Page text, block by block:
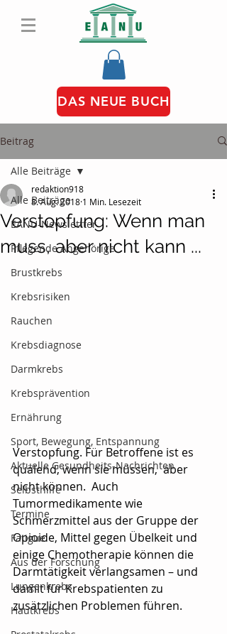
DAS NEUE BUCH
Beitrag
Alle Beiträge
EANU-Newslettter
Pflegende Angehörige
Brustkrebs
Krebsrisiken
Rauchen
Krebsdiagnose
Darmkrebs
Krebsprävention
Ernährung
Sport, Bewegung, Entspannung
Aktuelle Gesundheits-Nachrichten
Selbsthilfe
Termine
Fatigue
Aus der Forschung
Lungenkrebs
Hautkrebs
Alle Beiträge
Verstopfung: Wenn man
muss, aber nicht kann ...
redaktion918
8. Aug. 2018 1 Min. Lesezeit
Verstopfung. Für Betroffene ist es
quälend, wenn sie müssen,  aber
nicht können.  Auch
Tumormedikamente wie
Schmerzmittel aus der Gruppe der
Opioide, Mittel gegen Übelkeit und
einige Chemotherapie können die
Darmtätigkeit verlangsamen – und
damit für Krebspatienten zu
zusätzlichen Problemen führen.